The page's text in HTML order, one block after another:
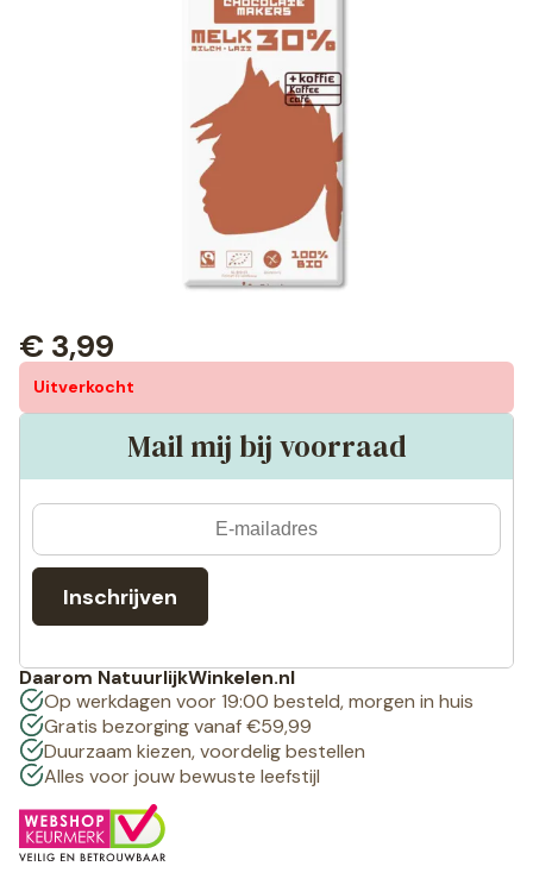
Uitverkocht
€ 3,99
Mail mij bij voorraad
Inschrijven
Daarom NatuurlijkWinkelen.nl
Op werkdagen voor 19:00 besteld, morgen in huis
Gratis bezorging vanaf €59,99
Duurzaam kiezen, voordelig bestellen
Alles voor jouw bewuste leefstijl